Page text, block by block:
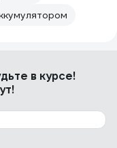
в курсе!